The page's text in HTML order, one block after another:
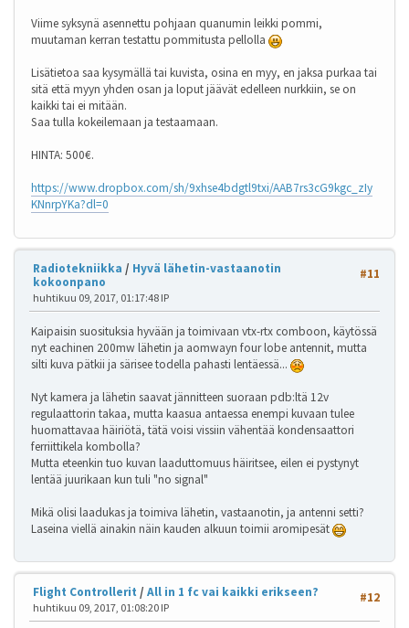
Viime syksynä asennettu pohjaan quanumin leikki pommi,
muutaman kerran testattu pommitusta pellolla
Lisätietoa saa kysymällä tai kuvista, osina en myy, en jaksa purkaa tai
sitä että myyn yhden osan ja loput jäävät edelleen nurkkiin, se on
kaikki tai ei mitään.
Saa tulla kokeilemaan ja testaamaan.
HINTA: 500€.
https://www.dropbox.com/sh/9xhse4bdgtl9txi/AAB7rs3cG9kgc_zIy
KNnrpYKa?dl=0
#11
Radiotekniikka / Hyvä lähetin-vastaanotin
kokoonpano
huhtikuu 09, 2017, 01:17:48 IP
Kaipaisin suosituksia hyvään ja toimivaan vtx-rtx comboon, käytössä
nyt eachinen 200mw lähetin ja aomwayn four lobe antennit, mutta
silti kuva pätkii ja särisee todella pahasti lentäessä...
Nyt kamera ja lähetin saavat jännitteen suoraan pdb:ltä 12v
regulaattorin takaa, mutta kaasua antaessa enempi kuvaan tulee
huomattavaa häiriötä, tätä voisi vissiin vähentää kondensaattori
ferriittikela kombolla?
Mutta eteenkin tuo kuvan laaduttomuus häiritsee, eilen ei pystynyt
lentää juurikaan kun tuli "no signal"
Mikä olisi laadukas ja toimiva lähetin, vastaanotin, ja antenni setti?
Laseina viellä ainakin näin kauden alkuun toimii aromipesät
#12
Flight Controllerit / All in 1 fc vai kaikki erikseen?
huhtikuu 09, 2017, 01:08:20 IP